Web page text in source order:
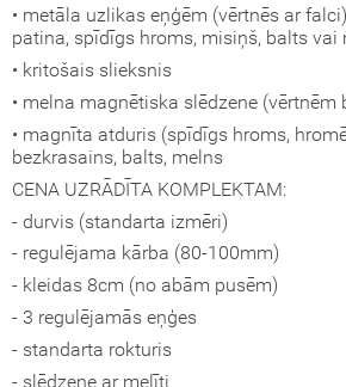
• metāla uzlikas eņģēm (vērtnēs ar
patina, spīdīgs hroms, misiņš, balts vai
• kritošais slieksnis
• melna magnētiska slēdzene (vērtnēm
• magnīta atduris (spīdīgs hroms,
bezkrasains, balts, melns
CENA UZRĀDĪTA KOMPLEKTAM:
- durvis (standarta izmēri)
- regulējama kārba (80-100mm)
- kleidas 8cm (no abām pusēm)
- 3 regulējamās eņģes
- standarta rokturis
- slēdzene ar melīti
durvis
izpildījuma durvis
kolekcija
durvis
durvis
durvis (durvis-grāmatiņa)